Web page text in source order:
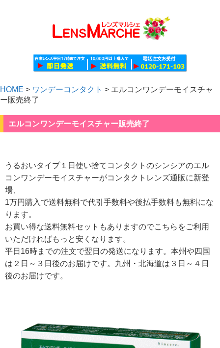
HOME > ワンデーコンタクト > エルコンワンデーモイスチャ
ー販売終了
エルコンワンデーモイスチャー販売終了
うるおいタイプ１日使い捨てコンタクトのシンシアのエル
コンワンデーモイスチャーがコンタクトレンズ通販に新登
場、
1万円購入で送料無料で代引手数料や後払手数料も無料にな
ります。
お買い得な送料無料セットもありますのでこちらをご利用
いただければもっと安くなります。
平日16時までの注文で翌日の発送になります。本州や四国
は２日～３日後のお届けです。九州・北海道は３日～４日
後のお届けです。